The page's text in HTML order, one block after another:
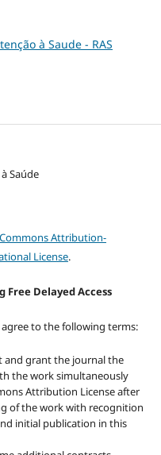
à Saude - RAS
Saúde
Attribution-
License.
Free Delayed Access
to the following terms:
grant the journal the
the work simultaneously
Attribution License after
of the work with recognition
initial publication in this